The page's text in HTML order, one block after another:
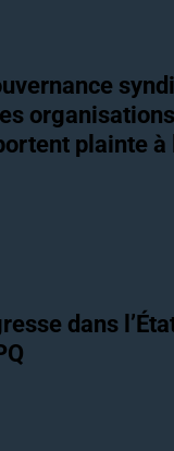
plainte à
dans